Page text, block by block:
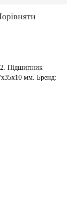
Підшипник
мм. Бренд: